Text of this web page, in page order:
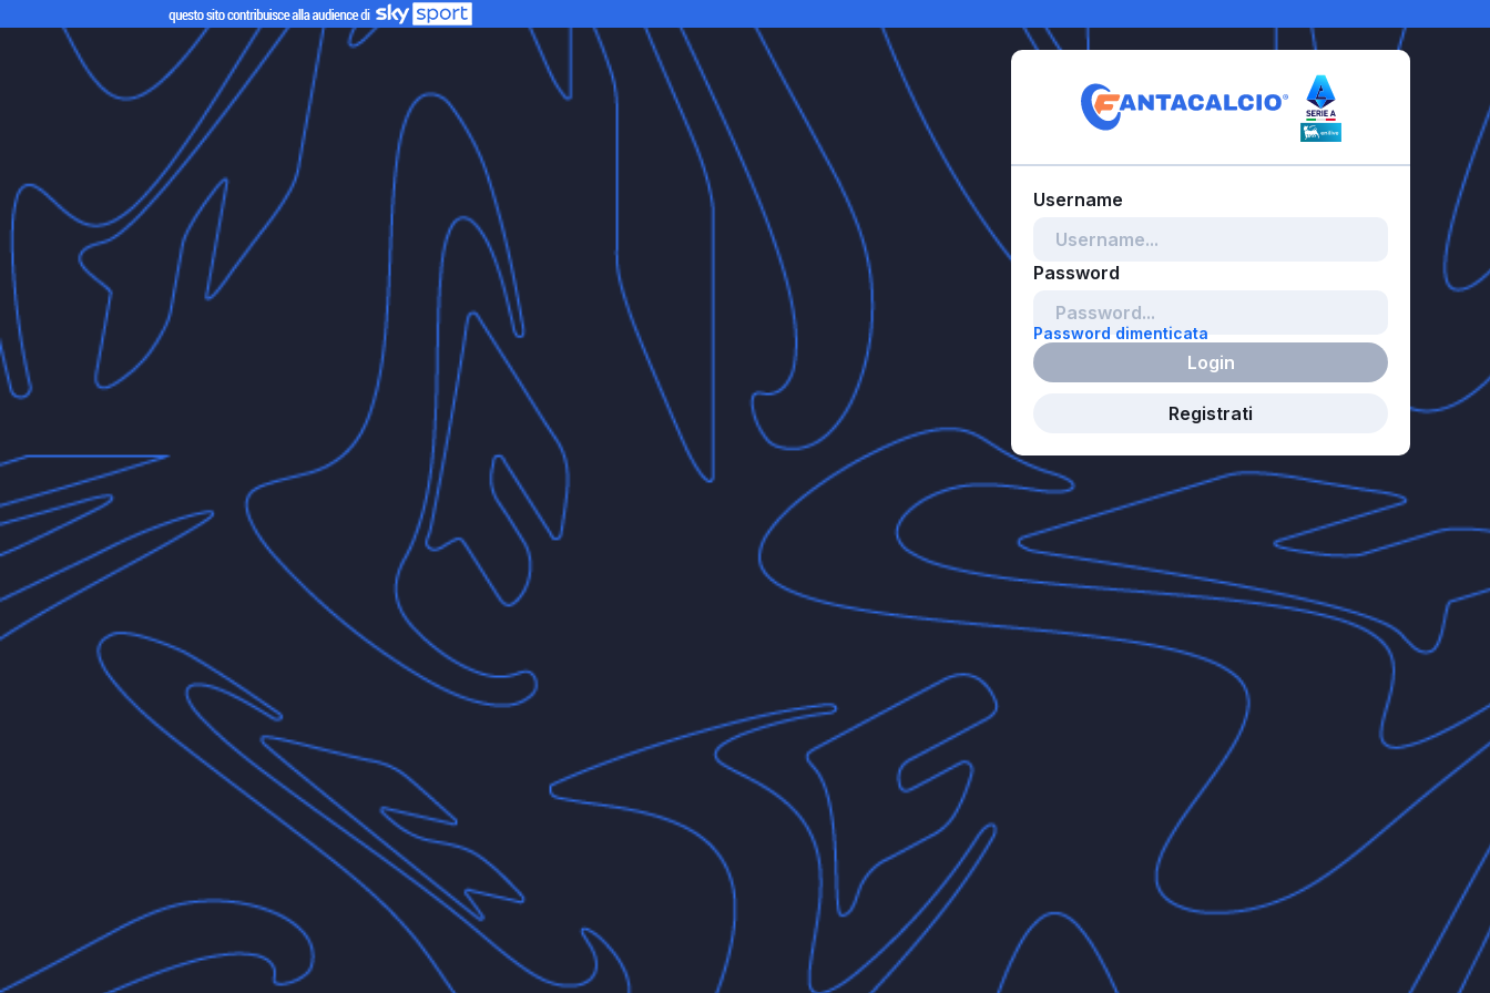
Password dimenticata
Login
Registrati